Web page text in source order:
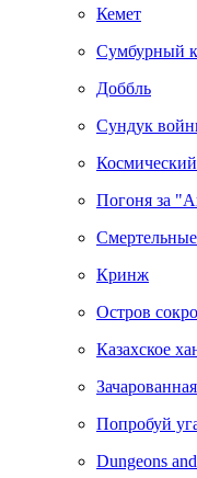
Кемет
Сумбурный
Доббль
Сундук
Погоня за
Кринж
Остров
Казахское
Зачарованная
Попробуй
Dungeons